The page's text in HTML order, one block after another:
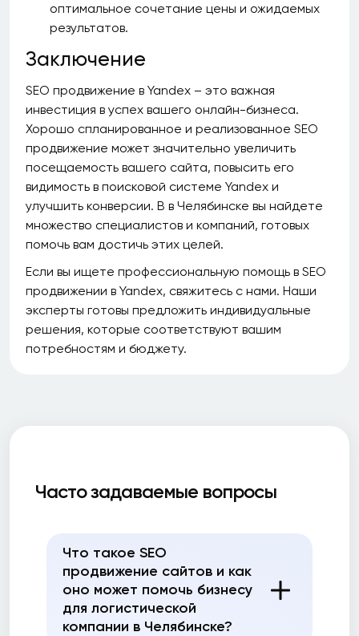
оптимальное сочетание цены и ожидаемых
результатов.
Заключение
SEO продвижение в Yandex – это важная
инвестиция в успех вашего онлайн-бизнеса.
Хорошо спланированное и реализованное SEO
продвижение может значительно увеличить
посещаемость вашего сайта, повысить его
видимость в поисковой системе Yandex и
улучшить конверсии. В в Челябинске вы найдете
множество специалистов и компаний, готовых
помочь вам достичь этих целей.
Если вы ищете профессиональную помощь в SEO
продвижении в Yandex, свяжитесь с нами. Наши
эксперты готовы предложить индивидуальные
решения, которые соответствуют вашим
потребностям и бюджету.
Часто задаваемые вопросы
Что такое SEO
продвижение сайтов и как
оно может помочь бизнесу
для логистической
компании в Челябинске?